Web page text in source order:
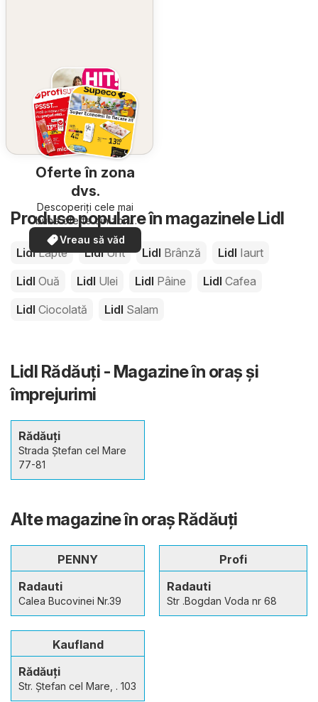
Oferte în zona
dvs.
Descoperiți cele mai
bune oferte din zona
dumneavoastră
Vreau să văd
Produse populare în magazinele Lidl
LidlLapte LidlUnt Lidl Brânză Lidl Iaurt
Lidl Ouă Lidl Ulei Lidl Pâine Lidl Cafea
Lidl Ciocolată Lidl Salam
Lidl Rădăuți - Magazine în oraş şi
împrejurimi
Rădăuți
Strada Ștefan cel Mare
77-81
Alte magazine în oraş Rădăuți
PENNY
Radauti
Calea Bucovinei Nr.39
Profi
Radauti
Str .Bogdan Voda nr 68
Kaufland
Rădăuți
Str. Ştefan cel Mare, . 103